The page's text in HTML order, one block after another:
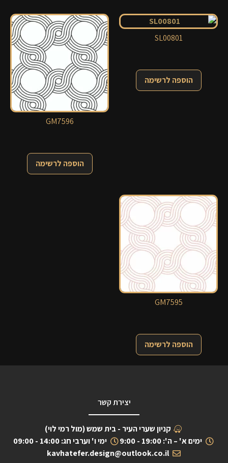
SL00801
הוספה לרשימה
GM7596
הוספה לרשימה
GM7595
הוספה לרשימה
יצירת קשר
קניון שערי העיר - בית שמש (מול רמי לוי)
ימים א' – ה': 19:00 - 9:00
ימי ו' וערבי חג: 14:00 - 09:00
kavhatefer.design@outlook.co.il